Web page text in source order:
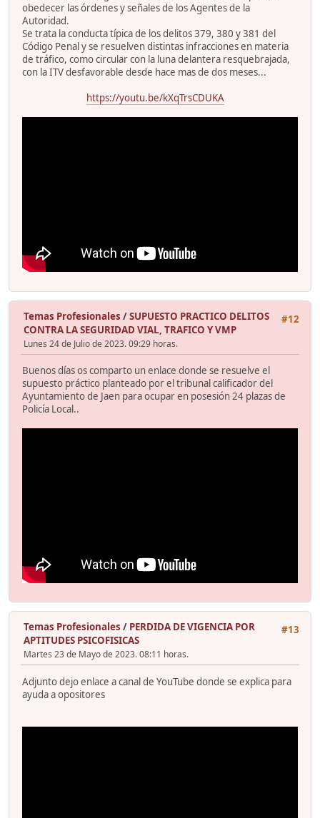
obedecer las órdenes y señales de los Agentes de la
Autoridad.
Se trata la conducta típica de los delitos 379, 380 y 381 del
Código Penal y se resuelven distintas infracciones en materia
de tráfico, como circular con la luna delantera resquebrajada,
con la ITV desfavorable desde hace mas de dos meses...
https://youtu.be/kXqTrsCDUKA
#12
Temas Profesionales /SUPUESTO PRACTICO DELITOS
CONTRA LA SEGURIDAD VIAL, TRAFICO Y VMP
Lunes 24 de Julio de 2023. 09:29 horas.
Buenos días os comparto un enlace donde se resuelve el
supuesto práctico planteado por el tribunal calificador del
Ayuntamiento de Jaen para ocupar en posesión 24 plazas de
Policía Local..
#13
Temas Profesionales / PERDIDA DE VIGENCIA POR
APTITUDES PSICOFISICAS
Martes 23 de Mayo de 2023. 08:11 horas.
Adjunto dejo enlace a canal de YouTube donde se explica para
ayuda a opositores